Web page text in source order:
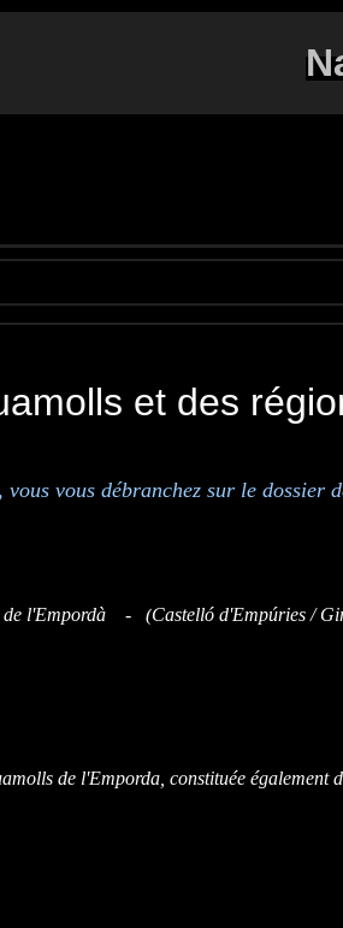
et des
vous débranchez sur le dossier
de l'Empordà - (Castelló d'Empúries/
de l'Emporda, constituée également